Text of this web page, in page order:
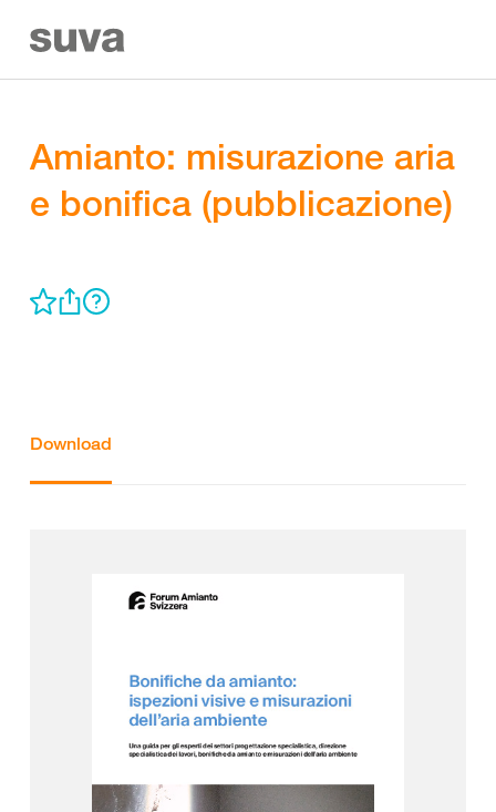
Amianto: misurazione aria
e bonifica (pubblicazione)
Download